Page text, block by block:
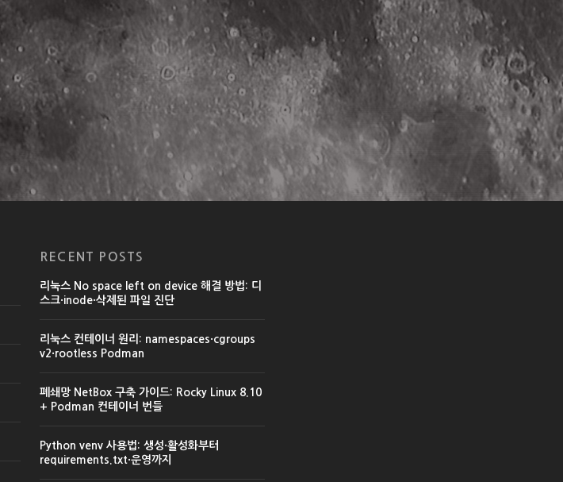
RECENT POSTS
리눅스 No space left on device 해결 방법: 디
스크·inode·삭제된 파일 진단
리눅스 컨테이너 원리: namespaces·cgroups
v2·rootless Podman
폐쇄망 NetBox 구축 가이드: Rocky Linux 8.10
+ Podman 컨테이너 번들
Python venv 사용법: 생성·활성화부터
requirements.txt·운영까지